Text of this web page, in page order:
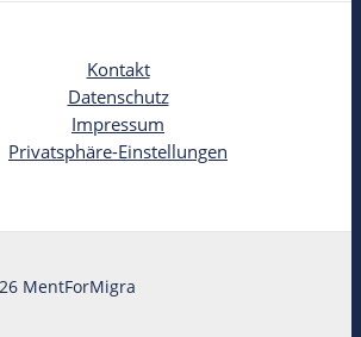
Kontakt
Datenschutz
Impressum
Privatsphäre-Einstellungen
MentForMigra